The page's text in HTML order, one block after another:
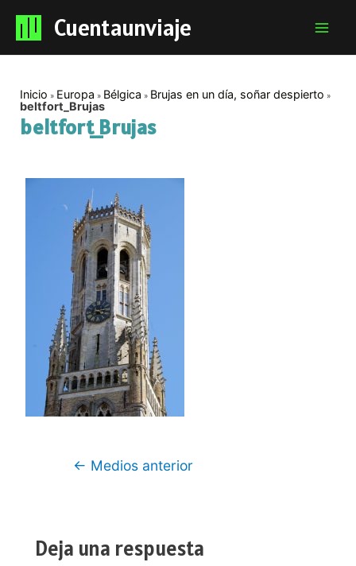
Cuentaunviaje
Inicio Europa Bélgica
Brujas en un día, soñar despierto
beltfort_Brujas
beltfort_Brujas
Navegación
← Medios anterior
Deja una respuesta